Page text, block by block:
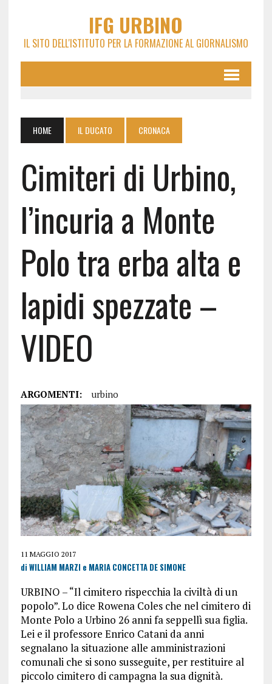
IFG URBINO
IL SITO DELL'ISTITUTO PER LA FORMAZIONE AL GIORNALISMO
HOME IL DUCATO CRONACA
Cimiteri di Urbino,
l’incuria a Monte
Polo tra erba alta e
lapidi spezzate –
VIDEO
ARGOMENTI: urbino
11 MAGGIO 2017
di WILLIAM MARZI e MARIA CONCETTA DE SIMONE
URBINO – “Il cimitero rispecchia la civiltà di un
popolo”. Lo dice Rowena Coles che nel cimitero di
Monte Polo a Urbino 26 anni fa seppellì sua figlia.
Lei e il professore Enrico Catani da anni
segnalano la situazione alle amministrazioni
comunali che si sono susseguite, per restituire al
piccolo cimitero di campagna la sua dignità.